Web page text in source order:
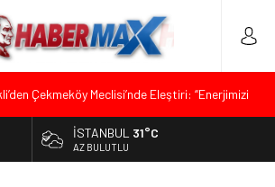
Çekmeköy Meclisi’nde Eleştiri: “Enerjimizi
Ahmet Odabaş’a Duygu Dolu Veda
İSTANBUL 31°C
AZ BULUTLU